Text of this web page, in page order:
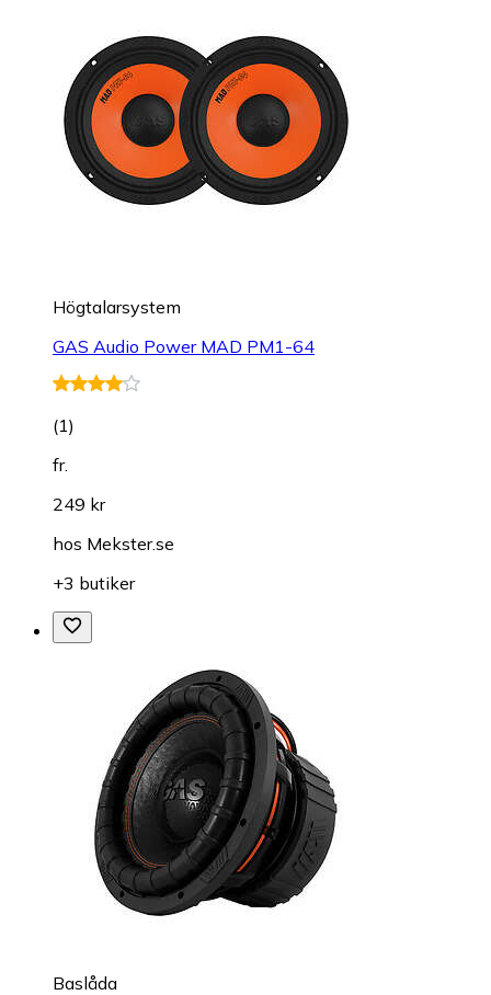
Högtalarsystem
GAS Audio Power MAD PM1-64
(1)
fr.
249 kr
hos Mekster.se
+3 butiker
Baslåda